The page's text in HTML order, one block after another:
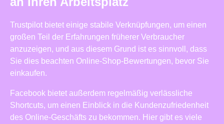
Trustpilot bietet einige stabile Verknüpfungen, um einen
großen Teil der Erfahrungen früherer Verbraucher
anzuzeigen, und aus diesem Grund ist es sinnvoll, dass
Sie dies beachten Online-Shop-Bewertungen, bevor Sie
einkaufen.
Facebook bietet außerdem regelmäßig verlässliche
Shortcuts, um einen Einblick in die Kundenzufriedenheit
des Online-Geschäfts zu bekommen. Hier gibt es viele